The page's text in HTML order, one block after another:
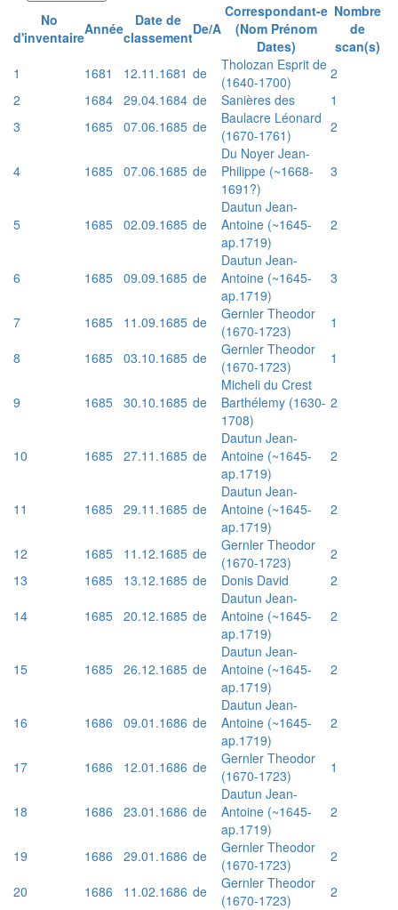
No
d'inventaireAnnée
Date de
classementDe/A
Correspondant-e
(Nom Prénom
Dates)
Nombre
de
scan(s)
1
1681 12.11.1681 de
Tholozan Esprit de
(1640-1700)
2
2
1684 29.04.1684 de Sanières des
1
3
1685 07.06.1685 de
Baulacre Léonard
(1670-1761)
2
4 1685 07.06.1685 de
Du Noyer Jean-
Philippe (~1668-
1691?)
3
5 1685 02.09.1685 de
Dautun Jean-
Antoine (~1645-
ap.1719)
2
6 1685 09.09.1685 de
Dautun Jean-
Antoine (~1645-
ap.1719)
3
7 1685 11.09.1685 de
Gernler Theodor
(1670-1723)
1
8
1685 03.10.1685 de
Gernler Theodor
(1670-1723)
1
9 1685 30.10.1685 de
Micheli du Crest
Barthélemy (1630-
1708)
2
10 1685 27.11.1685 de
Dautun Jean-
Antoine (~1645-
ap.1719)
2
11 1685 29.11.1685 de
Dautun Jean-
Antoine (~1645-
ap.1719)
2
12 1685 11.12.1685 de
Gernler Theodor
(1670-1723)
2
13
1685 13.12.1685 de Donis David
2
14
1685 20.12.1685 de
Dautun Jean-
Antoine (~1645-
ap.1719)
2
15 1685 26.12.1685 de
Dautun Jean-
Antoine (~1645-
ap.1719)
2
16 1686 09.01.1686 de
Dautun Jean-
Antoine (~1645-
ap.1719)
2
17 1686 12.01.1686 de
Gernler Theodor
(1670-1723)
1
18 1686 23.01.1686 de
Dautun Jean-
Antoine (~1645-
ap.1719)
2
19 1686 29.01.1686 de
Gernler Theodor
(1670-1723)
2
20
1686 11.02.1686 de
Gernler Theodor
(1670-1723)
2